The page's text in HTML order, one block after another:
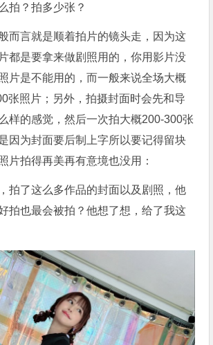
拍？拍多少张？
而言就是顺着拍片的镜头走，因为这
都是要拿来做剧照用的，你用影片没
片是不能用的，而一般来说全场大概
张照片；另外，拍摄封面时会先和导
样的感觉，然后一次拍大概200-300张
因为封面要后制上字所以要记得留块
片拍得再美再有意境也没用：
拍了这么多作品的封面以及剧照，他
拍也最会被拍？他想了想，给了我这